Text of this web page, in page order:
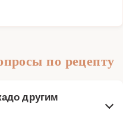
по рецепту
другим